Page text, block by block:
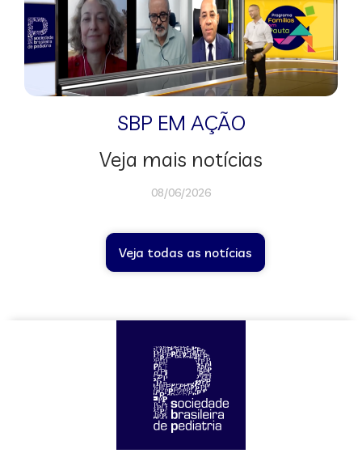
SBP EM AÇÃO
Veja mais notícias
08/06/2026
Veja todas as notícias